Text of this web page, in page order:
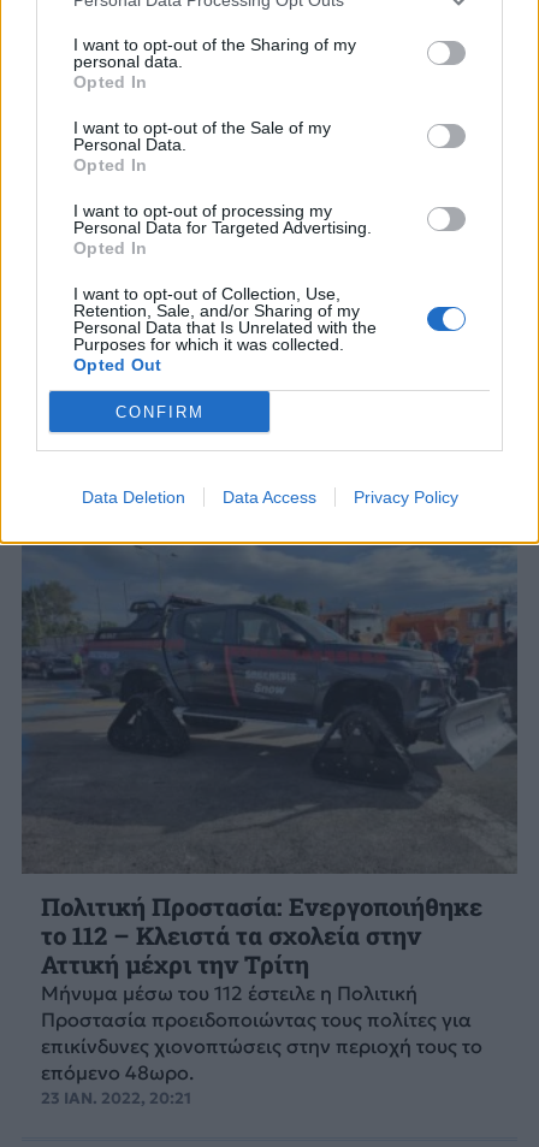
I want to opt-out of the Sharing of my
personal data.
Opted In
I want to opt-out of the Sale of my
Personal Data.
Opted In
I want to opt-out of processing my
Personal Data for Targeted Advertising.
Opted In
I want to opt-out of Collection, Use,
Retention, Sale, and/or Sharing of my
Personal Data that Is Unrelated with the
Purposes for which it was collected.
Opted Out
CONFIRM
Data Deletion Data Access Privacy Policy
Η Πολιτική Προστασία μέσω του ειδικού αριθμού
112 ενημερώνει για πολύ έντονες χιονοπτώσεις.
24 ΙΑΝ. 2022, 10:46
Πολιτική Προστασία: Ενεργοποιήθηκε
το 112 – Κλειστά τα σχολεία στην
Αττική μέχρι την Τρίτη
Μήνυμα μέσω του 112 έστειλε η Πολιτική
Προστασία προειδοποιώντας τους πολίτες για
επικίνδυνες χιονοπτώσεις στην περιοχή τους το
επόμενο 48ωρο.
23 ΙΑΝ. 2022, 20:21